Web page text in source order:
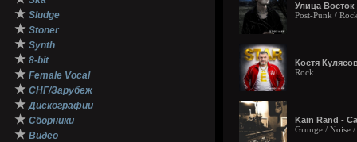
★ Sludge
★ Stoner
★ Synth
★ 8-bit
★ Female Vocal
★ СНГ/Зарубеж
★ Дискографии
★ Сборники
★ Видео
Улица Восток
Post-Punk /
Костя
Rock
Kain Rand -
Grunge / Noise